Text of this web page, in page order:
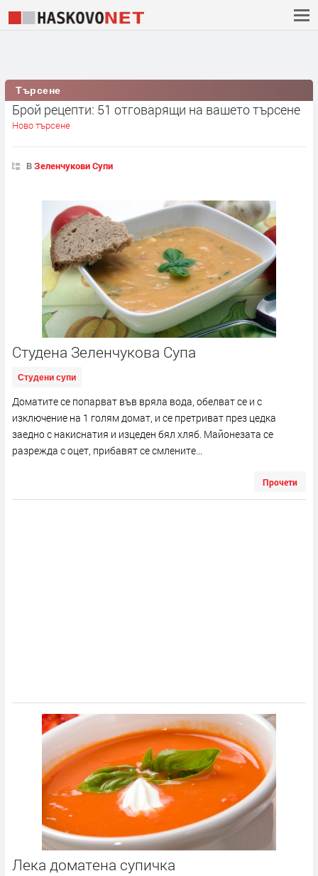
Търсене
Брой рецепти: 51 отговарящи на вашето търсене
Ново търсене
ВЗеленчукови Супи
Студена Зеленчукова Супа
Студени супи
Доматите се попарват във вряла вода, обелват се и с
изключение на 1 голям домат, и се претриват през цедка
заедно с накиснатия и изцеден бял хляб. Майонезата се
разрежда с оцет, прибавят се смлените...
Прочети
Лека доматена супичка